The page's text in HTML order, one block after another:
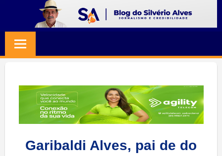
content
SILVERIO
ALVES
Jornalismo
Credibilidade
Garibaldi Alves, pai de do